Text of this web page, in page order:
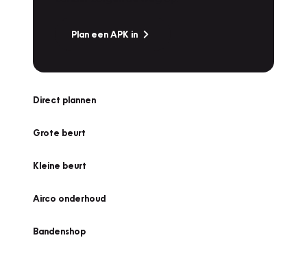
Plan een APK in
Direct plannen
Grote beurt
Kleine beurt
Airco onderhoud
Bandenshop